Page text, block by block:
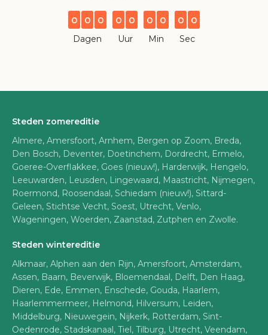
0 0 0
Dagen
0 0
Uur
0 0
Min
0 0
Sec
Steden zomereditie
Almere, Amersfoort, Arnhem, Bergen op Zoom, Breda,
Den Bosch, Deventer, Doetinchem, Dordrecht, Ermelo,
Goeree-Overflakkee, Goes (nieuw!), Harderwijk, Hengelo,
Leeuwarden, Leusden, Lingewaard, Maastricht, Nijmegen,
Roermond, Roosendaal, Schiedam (nieuw!), Sittard-
Geleen, Stichtse Vecht, Soest, Utrecht, Venlo,
Wageningen, Woerden, Zaanstad, Zutphen en Zwolle.
Steden wintereditie
Alkmaar, Alphen aan den Rijn, Amersfoort, Amsterdam,
Assen, Baarn, Beverwijk, Bloemendaal, Delft, Den Haag,
Dieren, Ede, Emmen, Enschede, Gouda, Haarlem,
Haarlemmermeer, Helmond, Hilversum, Leiden,
Middelburg, Nieuwegein, Nijkerk, Rotterdam, Sint-
Oedenrode, Stadskanaal, Tiel, Tilburg, Utrecht, Veendam,